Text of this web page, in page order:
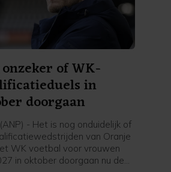
of WK-
in
doorgaan
- Het is nog onduidelijk of
van Oranje
WK voetbal voor vrouwen
in oktober doorgaan nu de